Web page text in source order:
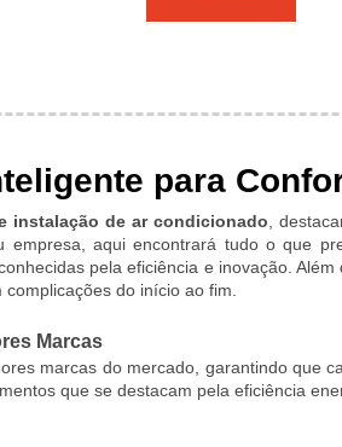
para
instalação de ar condicionado ,
aqui encontrará tudo o que
pela eficiência e inovação.
do início ao fim.
Marcas
marcas do mercado, garantindo que
que se destacam pela eficiência